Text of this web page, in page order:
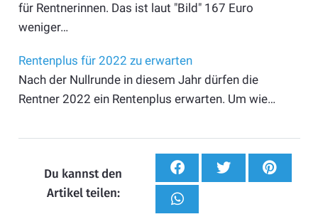
für Rentnerinnen. Das ist laut "Bild" 167 Euro
weniger…
Rentenplus für 2022 zu erwarten
Nach der Nullrunde in diesem Jahr dürfen die
Rentner 2022 ein Rentenplus erwarten. Um wie…
Du kannst den
Artikel teilen: